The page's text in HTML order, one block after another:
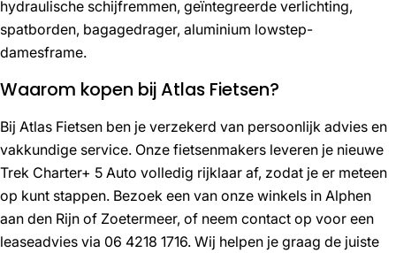
hydraulische schijfremmen, geïntegreerde verlichting,
spatborden, bagagedrager, aluminium lowstep-
damesframe.
Waarom kopen bij Atlas Fietsen?
Bij Atlas Fietsen ben je verzekerd van persoonlijk advies en
vakkundige service. Onze fietsenmakers leveren je nieuwe
Trek Charter+ 5 Auto volledig rijklaar af, zodat je er meteen
op kunt stappen. Bezoek een van onze winkels in Alphen
aan den Rijn of Zoetermeer, of neem contact op voor een
leaseadvies via 06 4218 1716. Wij helpen je graag de juiste